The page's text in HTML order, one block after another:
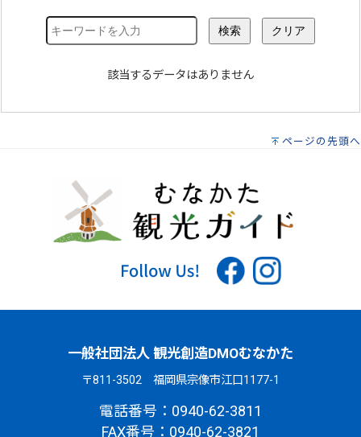
該当するデータはありません
ページの先頭へ
一般社団法人 観光創造DMOむなかた
〒811-3502 福岡県宗像市江口1177-1
電話番号：0940-62-3811
FAX番号：0940-62-3821